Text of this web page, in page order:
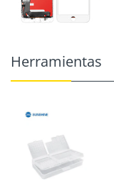
Herramientas